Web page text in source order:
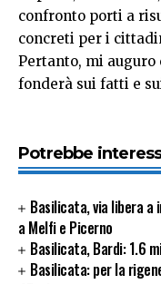
confronto porti a
concreti per i
Pertanto, mi auguro
fonderà sui fatti e
Potrebbe
Basilicata, via libera
a Melfi e Picerno
Basilicata, Bardi: 1.6
Basilicata: per la